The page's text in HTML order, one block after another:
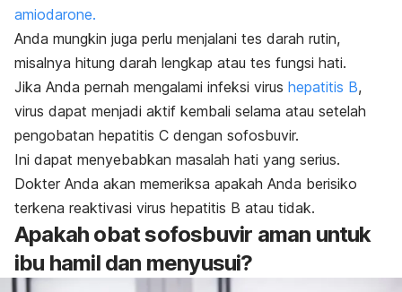
amiodarone.
Anda mungkin juga perlu menjalani tes darah rutin,
misalnya hitung darah lengkap atau tes fungsi hati.
Jika Anda pernah mengalami infeksi virus hepatitis B,
virus dapat menjadi aktif kembali selama atau setelah
pengobatan hepatitis C dengan sofosbuvir.
Ini dapat menyebabkan masalah hati yang serius.
Dokter Anda akan memeriksa apakah Anda berisiko
terkena reaktivasi virus hepatitis B atau tidak.
Apakah obat sofosbuvir aman untuk
ibu hamil dan menyusui?